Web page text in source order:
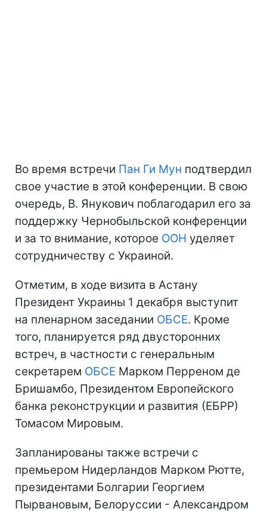
Во время встречи Пан Ги Мун подтвердил
свое участие в этой конференции. В свою
очередь, В. Янукович поблагодарил его за
поддержку Чернобыльской конференции
и за то внимание, которое ООН уделяет
сотрудничеству с Украиной.
Отметим, в ходе визита в Астану
Президент Украины 1 декабря выступит
на пленарном заседании ОБСЕ. Кроме
того, планируется ряд двусторонних
встреч, в частности с генеральным
секретарем ОБСЕ Марком Перреном де
Бришамбо, Президентом Европейского
банка реконструкции и развития (ЕБРР)
Томасом Мировым.
Запланированы также встречи с
премьером Нидерландов Марком Рютте,
президентами Болгарии Георгием
Пырвановым, Белоруссии - Александром